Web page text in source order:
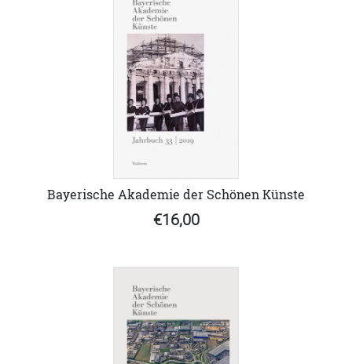
Bayerische Akademie der Schönen Künste
€16,00